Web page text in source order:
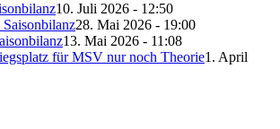
10. Juli 2026 - 12:50
28. Mai 2026 - 19:00
13. Mai 2026 - 11:08
für MSV nur noch Theorie1. April